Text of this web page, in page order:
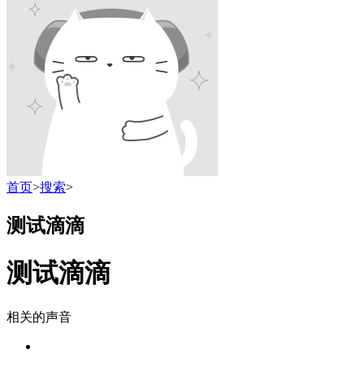
首页>搜索>
测试滴滴
测试滴滴
相关的声音